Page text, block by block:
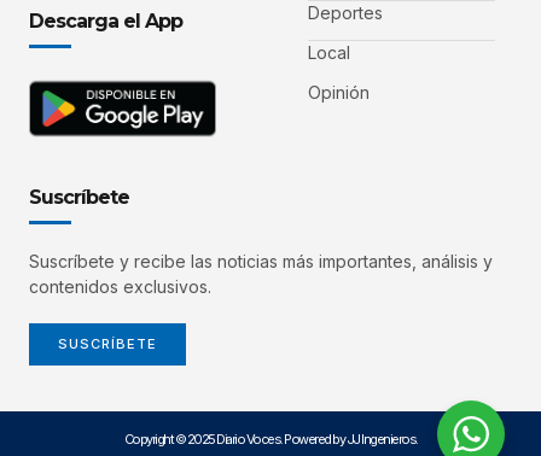
Descarga el App
Deportes
Local
Opinión
Suscríbete
Suscríbete y recibe las noticias más importantes, análisis y
contenidos exclusivos.
SUSCRÍBETE
Copyright © 2025 Diario Voces. Powered by JJ Ingenieros.